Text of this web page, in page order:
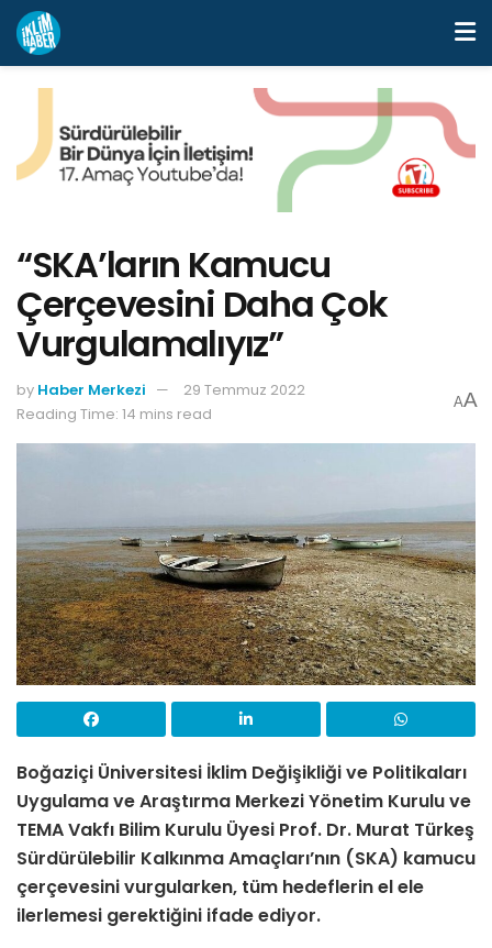
“SKA’ların Kamucu
Çerçevesini Daha Çok
Vurgulamalıyız”
by Haber Merkezi
29 Temmuz 2022
Reading Time: 14 mins read
AA
Boğaziçi Üniversitesi İklim Değişikliği ve Politikaları
Uygulama ve Araştırma Merkezi Yönetim Kurulu ve
TEMA Vakfı Bilim Kurulu Üyesi Prof. Dr. Murat Türkeş
Sürdürülebilir Kalkınma Amaçları’nın (SKA) kamucu
çerçevesini vurgularken, tüm hedeflerin el ele
ilerlemesi gerektiğini ifade ediyor.